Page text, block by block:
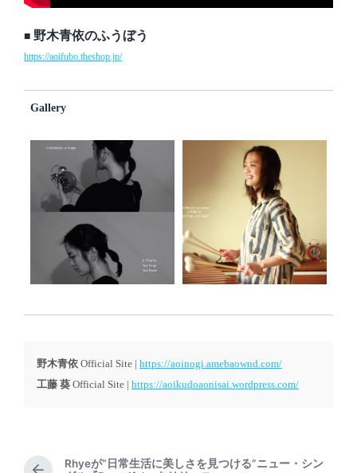
■ 野木青依のふうぼう
https://aoifubo.theshop.jp/
Gallery
野木青依 Official Site | https://aoinogi.amebaownd.com/
工藤 葵 Official Site | https://aoikudoaonisai.wordpress.com/
Rhyeが“日常生活に美しさを見つける”ニュー・シン